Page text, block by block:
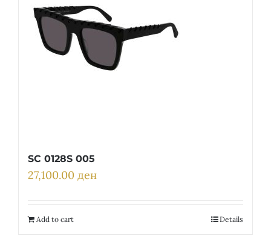
SC 0128S 005
27,100.00 ден
Add to cart Details